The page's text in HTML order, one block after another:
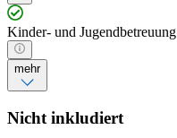
Kinder- und Jugendbetreuung
mehr
Nicht inkludiert